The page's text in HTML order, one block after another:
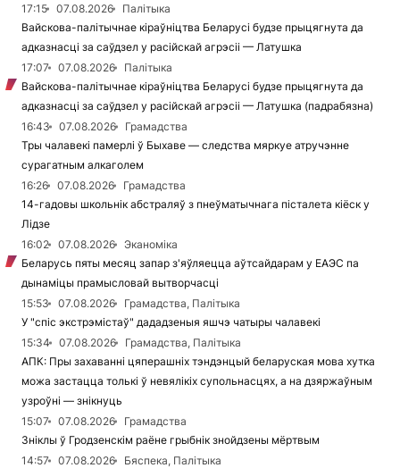
17:15
07.08.2026
Палітыка
Вайскова-палітычнае кіраўніцтва Беларусі будзе прыцягнута да
адказнасці за саўдзел у расійскай агрэсіі — Латушка
17:07
07.08.2026
Палітыка
Вайскова-палітычнае кіраўніцтва Беларусі будзе прыцягнута да
адказнасці за саўдзел у расійскай агрэсіі — Латушка (падрабязна)
16:43
07.08.2026
Грамадства
Тры чалавекі памерлі ў Быхаве — следства мяркуе атручэнне
сурагатным алкаголем
16:26
07.08.2026
Грамадства
14-гадовы школьнік абстраляў з пнеўматычнага пісталета кіёск у
Лідзе
16:02
07.08.2026
Эканоміка
Беларусь пяты месяц запар з'яўляецца аўтсайдарам у ЕАЭС па
дынаміцы прамысловай вытворчасці
15:53
07.08.2026
Грамадства, Палітыка
У "спіс экстрэмістаў" дададзеныя яшчэ чатыры чалавекі
15:34
07.08.2026
Грамадства, Палітыка
АПК: Пры захаванні цяперашніх тэндэнцый беларуская мова хутка
можа застацца толькі ў невялікіх супольнасцях, а на дзяржаўным
узроўні — знікнуць
15:07
07.08.2026
Грамадства
Зніклы ў Гродзенскім раёне грыбнік знойдзены мёртвым
14:57
07.08.2026
Бяспека, Палітыка